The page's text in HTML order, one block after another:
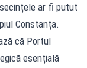
ar fi putut
Constanța.
că Portul
esențială